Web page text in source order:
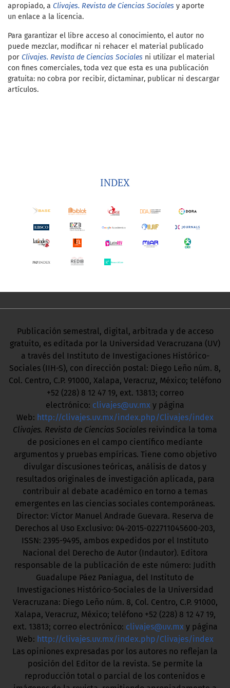
apropiado, a Clivajes. Revista de Ciencias Sociales y aporte
un enlace a la licencia.
Para garantizar el libre acceso al conocimiento, el autor no
puede mezclar, modificar ni rehacer el material publicado
por Clivajes. Revista de Ciencias Sociales ni utilizar el material
con fines comerciales, toda vez que esta es una publicación
gratuita: no cobra por recibir, dictaminar, publicar ni descargar
artículos.
INDEX
Publicación semestral, digital, arbitrada y de acceso
gratuito, es editada por la Universidad Veracruzana (UV)
a través del Instituto de Investigaciones Histórico-
Sociales (IIH-S), con dirección postal: Diego Leño núm. 8,
Col. Centro, C.P. 91000, Xalapa, Veracruz, México; teléfono
+52 (228) 8 12 47 19, ext. 13813; correo
electrónico: clivajes@uv.mx y página
Web: http://clivajes.uv.mx/index.php/Clivajes/index
Clivajes. Revista de Ciencias Sociales reivindica la toma
de posiciones en el campo científico mediante
argumentos y pruebas empíricas. Tiene como objetivo
divulgar discusiones teóricas, análisis de datos y
resultados originales de investigación aplicada, para
contribuir al debate académico en torno a temas
emergentes en las ciencias sociales contemporáneas.
Director: Víctor Manuel Andrade Guevara. Reserva de
Derechos al Uso Exclusivo: 04-2015-022711045600-203,
ISSN: 2395-9495, ambos expedidos por el Instituto
Nacional del Derecho de Autor (Indautor). Editora
responsable de la publicación de este número: Judith
Guadalupe Páez Paniagua, del Instituto de
Investigaciones Histórico-Sociales de la Universidad
Veracruzana: Diego Leño núm. 8, Col. Centro, C.P. 91000,
Xalapa, Veracruz, México; teléfono +52 (228) 8 12 47 19,
ext. 13813; correo electrónico: clivajes@uv.mxy página
Web: http://clivajes.uv.mx/index.php/Clivajes/index
Las opiniones expresadas por los autores no reflejan la
posición del Editor de la revista. Se permite la
reproducción total o parcial de los contenidos e